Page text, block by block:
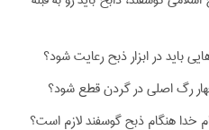
باید در ابزار ذبح رعایت شود؟
رگ اصلی در گردن قطع شود؟
خدا هنگام ذبح گوسفند لازم است؟